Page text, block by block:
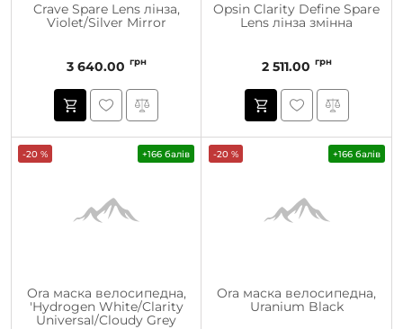
Crave Spare Lens лінза,
Violet/Silver Mirror
3 640.00 грн
Opsin Clarity Define Spare
Lens лінза змінна
2 511.00 грн
-20 % +166 балів
Ora маска велосипедна,
'Hydrogen White/Clarity
Universal/Cloudy Grey
-20 % +166 балів
Ora маска велосипедна,
Uranium Black